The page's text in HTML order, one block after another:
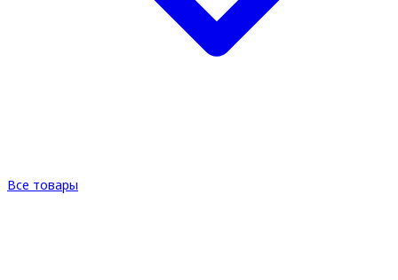
Все товары